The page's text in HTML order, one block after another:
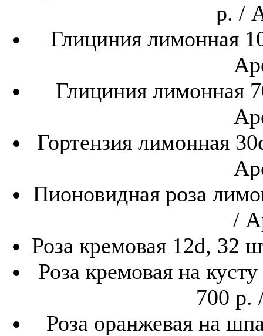
р. /
Глициния лимонная
Глициния лимонная
Гортензия лимонная
Пионовидная роза
/
Роза кремовая 12d, 32
Роза кремовая на
700 р.
Роза оранжевая на